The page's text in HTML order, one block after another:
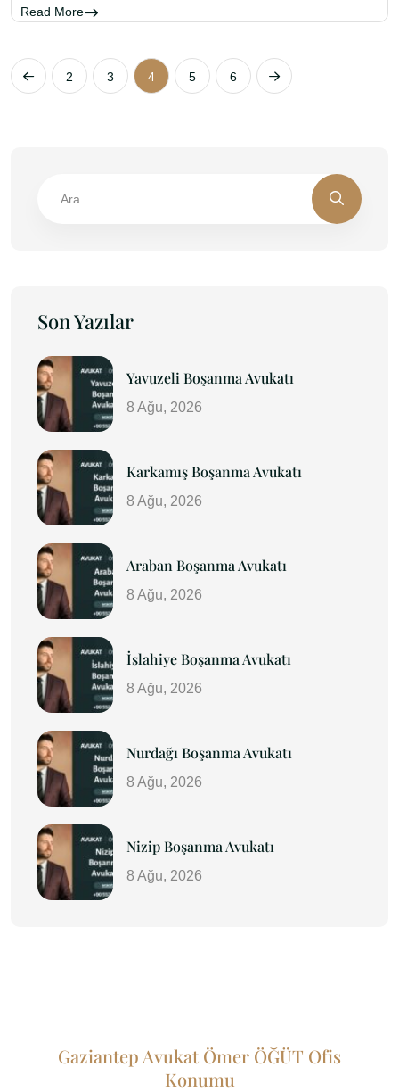
Read More
2 3 4 5 6
Son Yazılar
Yavuzeli Boşanma Avukatı
8 Ağu, 2026
Karkamış Boşanma Avukatı
8 Ağu, 2026
Araban Boşanma Avukatı
8 Ağu, 2026
İslahiye Boşanma Avukatı
8 Ağu, 2026
Nurdağı Boşanma Avukatı
8 Ağu, 2026
Nizip Boşanma Avukatı
8 Ağu, 2026
Gaziantep Avukat Ömer ÖĞÜT Ofis
Konumu